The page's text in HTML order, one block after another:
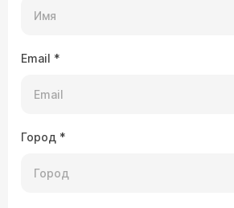
Email *
Город *